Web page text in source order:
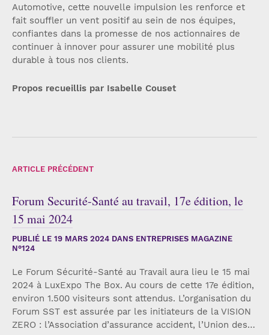
Automotive, cette nouvelle impulsion les renforce et
fait souffler un vent positif au sein de nos équipes,
confiantes dans la promesse de nos actionnaires de
continuer à innover pour assurer une mobilité plus
durable à tous nos clients.
Propos recueillis par Isabelle Couset
ARTICLE PRÉCÉDENT
Forum Securité-Santé au travail, 17e édition, le
15 mai 2024
PUBLIÉ LE 19 MARS 2024 DANS ENTREPRISES MAGAZINE
N°124
Le Forum Sécurité-Santé au Travail aura lieu le 15 mai
2024 à LuxExpo The Box. Au cours de cette 17e édition,
environ 1.500 visiteurs sont attendus. L’organisation du
Forum SST est assurée par les initiateurs de la VISION
ZERO : l’Association d’assurance accident, l’Union des…